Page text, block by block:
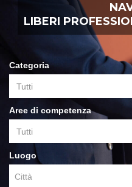
LIBERI
Categoria
Tutti
Aree di competenza
Tutti
Luogo